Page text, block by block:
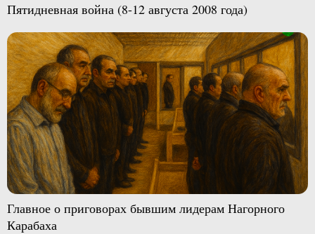
Пятидневная война (8-12 августа 2008 года)
Главное о приговорах бывшим лидерам Нагорного
Карабаха